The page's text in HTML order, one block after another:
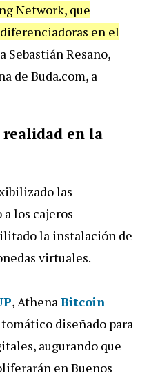
Network, que
en el
Sebastián Resano,
de Buda.com, a
realidad en la
las
los cajeros
la instalación de
virtuales.
, AthenaBitcoin
diseñado para
augurando que
en Buenos